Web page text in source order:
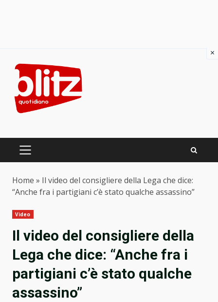
content
PRIMARY
Home » Il video del consigliere della Lega che dice:
“Anche fra i partigiani c’è stato qualche assassino”
Video
Il video del consigliere della
Lega che dice: “Anche fra i
partigiani c’è stato qualche
assassino”
×